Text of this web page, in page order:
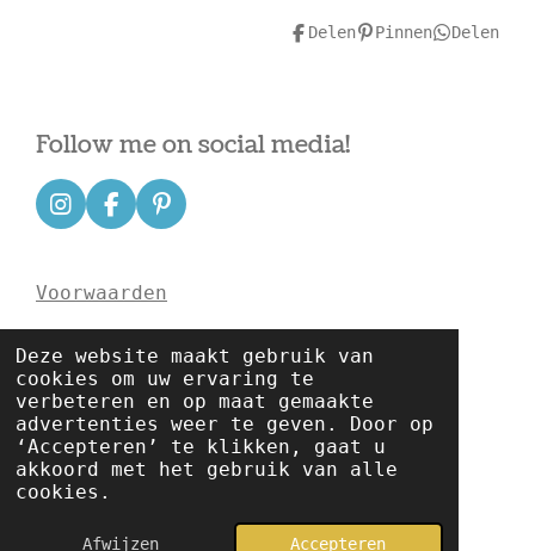
Deze website maakt gebruik van
cookies om uw ervaring te
verbeteren en op maat gemaakte
advertenties weer te geven. Door op
‘Accepteren’ te klikken, gaat u
akkoord met het gebruik van alle
cookies.
Afwijzen Accepteren
Delen Pinnen Delen
Follow me on social media!
I
n
a
g
r
a
m
F
a
b
o
o
k
P
i
e
r
e
s
t
Voorwaarden
Disclaimer
Privacybeleid
© 2023 - 2026 eye-snacks.com